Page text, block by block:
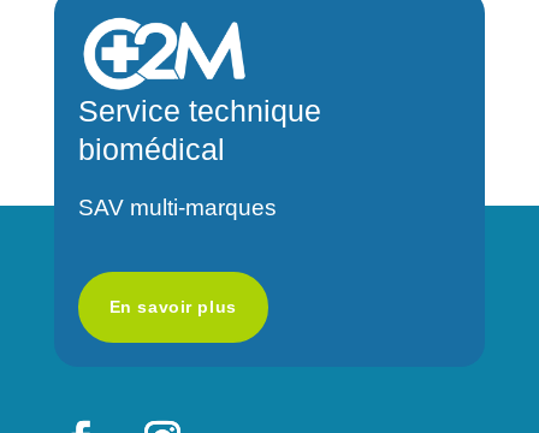
Service technique
biomédical
SAV multi-marques
En savoir plus